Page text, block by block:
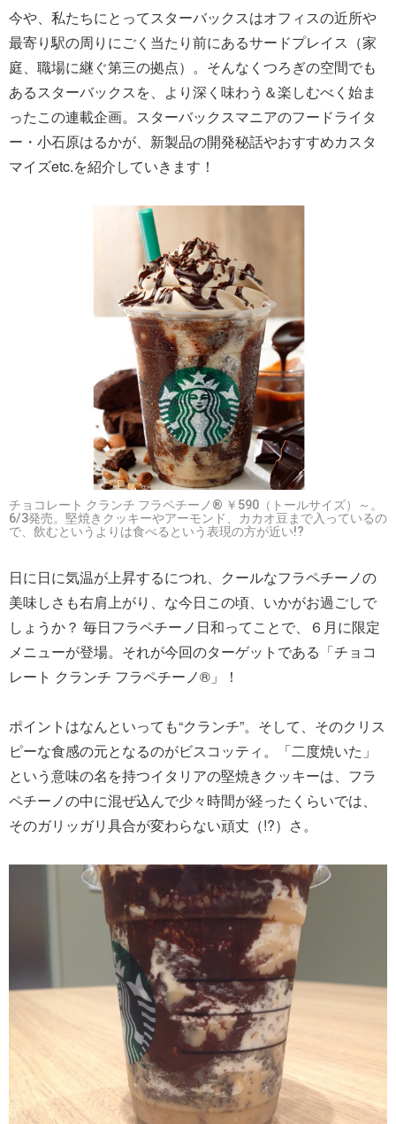
今や、私たちにとってスターバックスはオフィスの近所や
最寄り駅の周りにごく当たり前にあるサードプレイス（家
庭、職場に継ぐ第三の拠点）。そんなくつろぎの空間でも
あるスターバックスを、より深く味わう＆楽しむべく始ま
ったこの連載企画。スターバックスマニアのフードライタ
ー・小石原はるかが、新製品の開発秘話やおすすめカスタ
マイズetc.を紹介していきます！
チョコレート クランチ フラペチーノ® ￥590（トールサイズ）～。
6/3発売。堅焼きクッキーやアーモンド、カカオ豆まで入っているの
で、飲むというよりは食べるという表現の方が近い!?
日に日に気温が上昇するにつれ、クールなフラペチーノの
美味しさも右肩上がり、な今日この頃、いかがお過ごしで
しょうか？ 毎日フラペチーノ日和ってことで、６月に限定
メニューが登場。それが今回のターゲットである「チョコ
レート クランチ フラペチーノ®」！
ポイントはなんといっても“クランチ”。そして、そのクリス
ピーな食感の元となるのがビスコッティ。「二度焼いた」
という意味の名を持つイタリアの堅焼きクッキーは、フラ
ペチーノの中に混ぜ込んで少々時間が経ったくらいでは、
そのガリッガリ具合が変わらない頑丈（!?）さ。